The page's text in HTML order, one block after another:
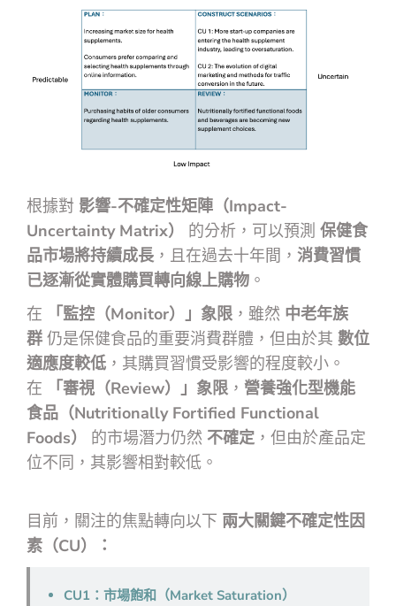
根據對 影響-不確定性矩陣（Impact-
Uncertainty Matrix）
的分析，可以預測 保健食
品市場將持續成長 ，且在過去十年間， 消費習慣
已逐漸從實體購買轉向線上購物 。
在
「監控（Monitor）」象限 ，雖然 中老年族
群 仍是保健食品的重要消費群體，但由於其 數位
適應度較低 ，其購買習慣受影響的程度較小。
在
「審視（Review）」象限 ， 營養強化型機能
食品（Nutritionally Fortified Functional
Foods）
的市場潛力仍然 不確定 ，但由於產品定
位不同，其影響相對較低。
目前，關注的焦點轉向以下 兩大關鍵不確定性因
素（CU）：
CU1：市場飽和（Market Saturation）